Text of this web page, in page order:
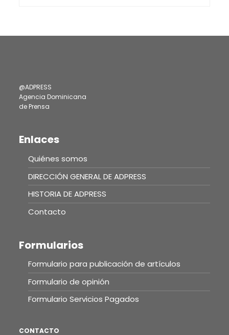
@ADPRESS
Agencia Dominicana
de Prensa
Enlaces
Quiénes somos
DIRECCIÓN GENERAL DE ADPRESS
HISTORIA DE ADPRESS
Contacto
Formularios
Formulario para publicación de artículos
Formulario de opinión
Formulario Servicios Pagados
CONTACTO